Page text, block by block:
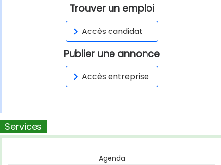
Trouver un emploi
Accès candidat
Publier une annonce
Accès entreprise
Services
Agenda